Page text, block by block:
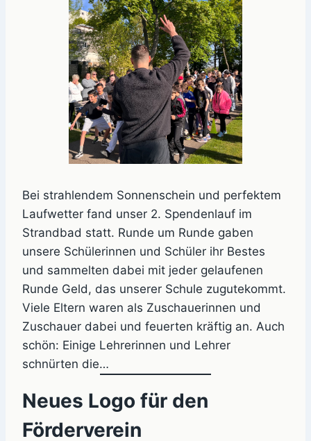
Bei strahlendem Sonnenschein und perfektem
Laufwetter fand unser 2. Spendenlauf im
Strandbad statt. Runde um Runde gaben
unsere Schülerinnen und Schüler ihr Bestes
und sammelten dabei mit jeder gelaufenen
Runde Geld, das unserer Schule zugutekommt.
Viele Eltern waren als Zuschauerinnen und
Zuschauer dabei und feuerten kräftig an. Auch
schön: Einige Lehrerinnen und Lehrer
schnürten die…
Neues Logo für den
Förderverein